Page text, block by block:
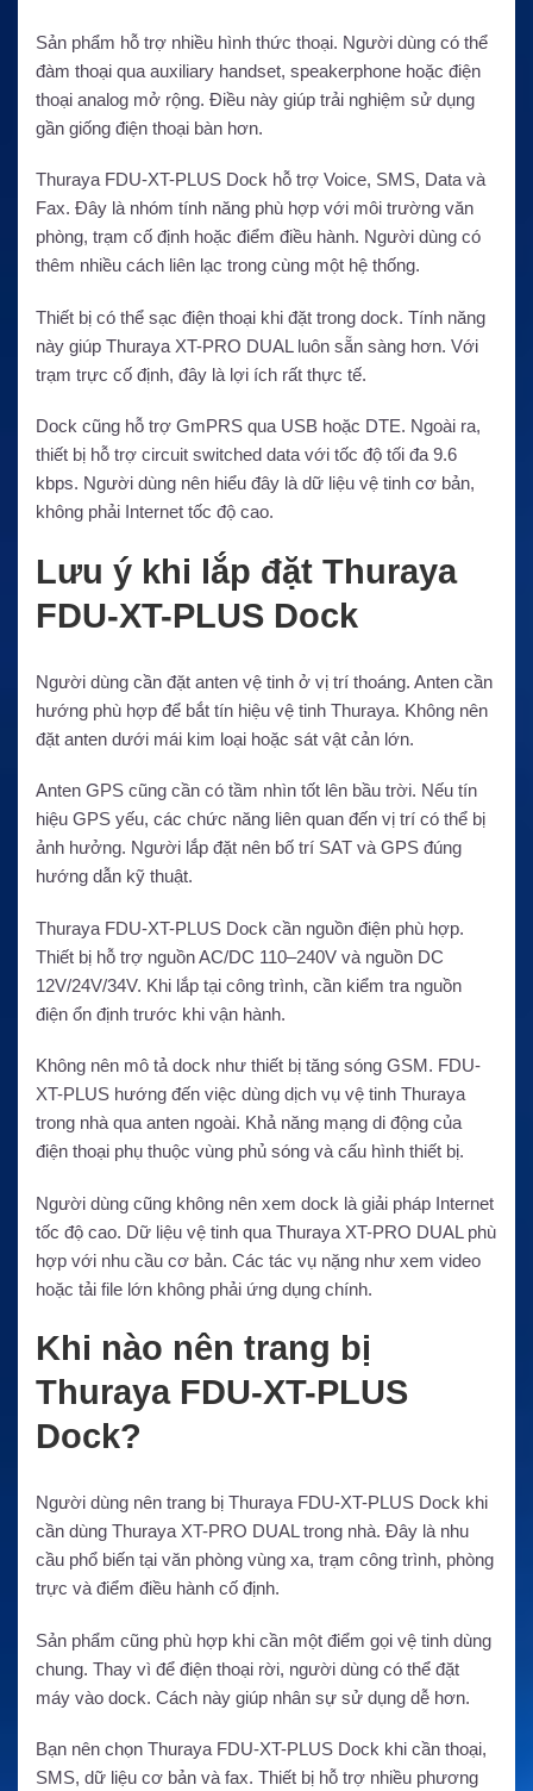
Sản phẩm hỗ trợ nhiều hình thức thoại. Người dùng có thể
đàm thoại qua auxiliary handset, speakerphone hoặc điện
thoại analog mở rộng. Điều này giúp trải nghiệm sử dụng
gần giống điện thoại bàn hơn.
Thuraya FDU-XT-PLUS Dock hỗ trợ Voice, SMS, Data và
Fax. Đây là nhóm tính năng phù hợp với môi trường văn
phòng, trạm cố định hoặc điểm điều hành. Người dùng có
thêm nhiều cách liên lạc trong cùng một hệ thống.
Thiết bị có thể sạc điện thoại khi đặt trong dock. Tính năng
này giúp Thuraya XT-PRO DUAL luôn sẵn sàng hơn. Với
trạm trực cố định, đây là lợi ích rất thực tế.
Dock cũng hỗ trợ GmPRS qua USB hoặc DTE. Ngoài ra,
thiết bị hỗ trợ circuit switched data với tốc độ tối đa 9.6
kbps. Người dùng nên hiểu đây là dữ liệu vệ tinh cơ bản,
không phải Internet tốc độ cao.
Lưu ý khi lắp đặt Thuraya
FDU-XT-PLUS Dock
Người dùng cần đặt anten vệ tinh ở vị trí thoáng. Anten cần
hướng phù hợp để bắt tín hiệu vệ tinh Thuraya. Không nên
đặt anten dưới mái kim loại hoặc sát vật cản lớn.
Anten GPS cũng cần có tầm nhìn tốt lên bầu trời. Nếu tín
hiệu GPS yếu, các chức năng liên quan đến vị trí có thể bị
ảnh hưởng. Người lắp đặt nên bố trí SAT và GPS đúng
hướng dẫn kỹ thuật.
Thuraya FDU-XT-PLUS Dock cần nguồn điện phù hợp.
Thiết bị hỗ trợ nguồn AC/DC 110–240V và nguồn DC
12V/24V/34V. Khi lắp tại công trình, cần kiểm tra nguồn
điện ổn định trước khi vận hành.
Không nên mô tả dock như thiết bị tăng sóng GSM. FDU-
XT-PLUS hướng đến việc dùng dịch vụ vệ tinh Thuraya
trong nhà qua anten ngoài. Khả năng mạng di động của
điện thoại phụ thuộc vùng phủ sóng và cấu hình thiết bị.
Người dùng cũng không nên xem dock là giải pháp Internet
tốc độ cao. Dữ liệu vệ tinh qua Thuraya XT-PRO DUAL phù
hợp với nhu cầu cơ bản. Các tác vụ nặng như xem video
hoặc tải file lớn không phải ứng dụng chính.
Khi nào nên trang bị
Thuraya FDU-XT-PLUS
Dock?
Người dùng nên trang bị Thuraya FDU-XT-PLUS Dock khi
cần dùng Thuraya XT-PRO DUAL trong nhà. Đây là nhu
cầu phổ biến tại văn phòng vùng xa, trạm công trình, phòng
trực và điểm điều hành cố định.
Sản phẩm cũng phù hợp khi cần một điểm gọi vệ tinh dùng
chung. Thay vì để điện thoại rời, người dùng có thể đặt
máy vào dock. Cách này giúp nhân sự sử dụng dễ hơn.
Bạn nên chọn Thuraya FDU-XT-PLUS Dock khi cần thoại,
SMS, dữ liệu cơ bản và fax. Thiết bị hỗ trợ nhiều phương